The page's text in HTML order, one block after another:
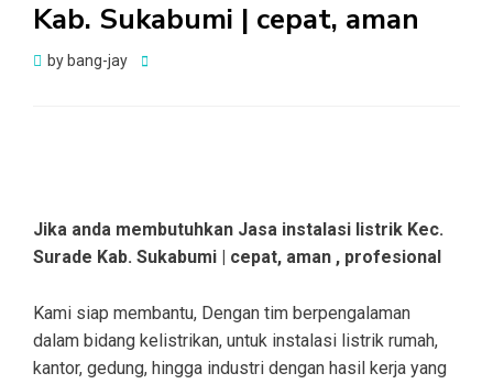
Kab. Sukabumi | cepat, aman
by bang-jay
Posted
Jika anda membutuhkan Jasa instalasi listrik Kec.
Surade Kab. Sukabumi | cepat, aman , profesional
Kami siap membantu, Dengan tim berpengalaman
dalam bidang kelistrikan, untuk instalasi listrik rumah,
kantor, gedung, hingga industri dengan hasil kerja yang